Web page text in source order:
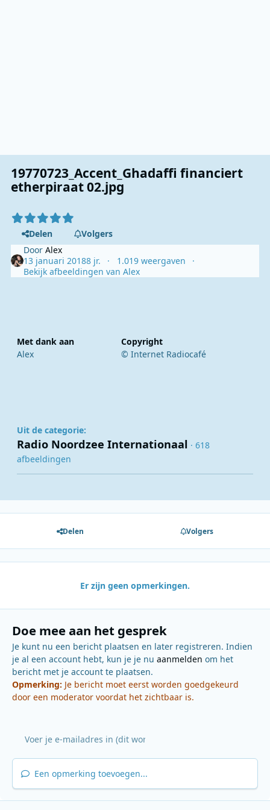
19770723_Accent_Ghadaffi financiert
etherpiraat 02.jpg
Delen
Volgers
DoorAlex
13 januari 20188 jr.
1.019 weergaven
Bekijk afbeeldingen van Alex
Met dank aan
Alex
Copyright
© Internet Radiocafé
Uit de categorie:
Radio Noordzee Internationaal · 618
afbeeldingen
Delen Volgers
Er zijn geen opmerkingen.
Doe mee aan het gesprek
Je kunt nu een bericht plaatsen en later registreren. Indien
je al een account hebt, kun je je nu aanmelden om het
bericht met je account te plaatsen.
Opmerking: Je bericht moet eerst worden goedgekeurd
door een moderator voordat het zichtbaar is.
Een opmerking toevoegen...